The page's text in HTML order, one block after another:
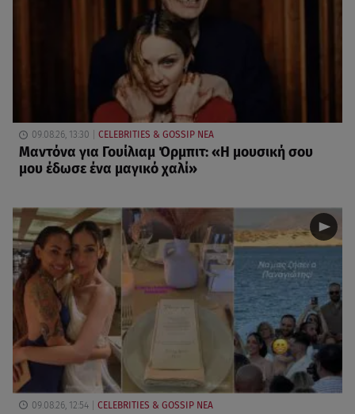
09.08.26, 13:30 CELEBRITIES & GOSSIP ΝΕΑ
Μαντόνα για Γουίλιαμ Όρμπιτ: «Η μουσική σου
μου έδωσε ένα μαγικό χαλί»
09.08.26, 12:54 CELEBRITIES & GOSSIP ΝΕΑ